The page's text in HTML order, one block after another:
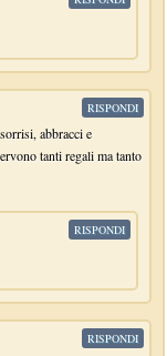
abbracci e
tanti regali ma tanto
RISPONDI
RISPONDI
RISPONDI